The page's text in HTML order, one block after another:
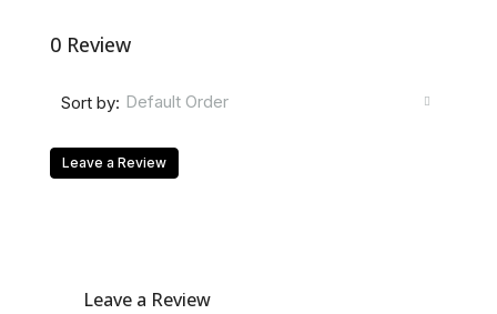
0 Review
Sort by: Default Order
Leave a Review
Leave a Review